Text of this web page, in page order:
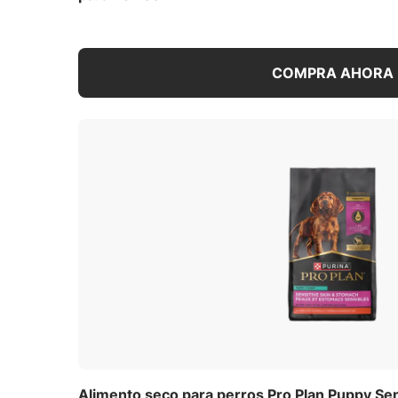
malinterpretes esto como una indicación
ofrecerle menos alimento para que no
grandes. Las cantidades indicadas son
conveniente reducir su ingesta diaria de
iniciar un programa de control de peso.
Alimentación durante el
Pro Plan ofrece la nutrición adicional
etapas de gestación y lactancia. El
dale la cantidad necesaria para
COMPRA AHORA